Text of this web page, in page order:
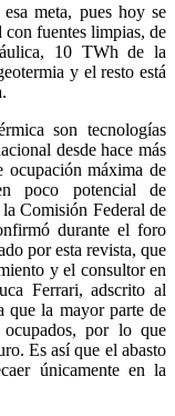
meta, pues hoy se
fuentes limpias, de
10 TWh de la
y el resto está
son tecnologías
desde hace más
ocupación máxima de
poco potencial de
Comisión Federal de
durante el foro
por esta revista, que
y el consultor en
Ferrari, adscrito al
la mayor parte de
por lo que
Es así que el abasto
únicamente en la